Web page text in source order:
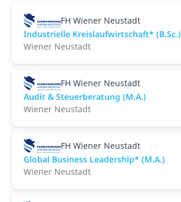
FH Wiener Neustadt
Industrielle Kreislaufwirtschaft* (B.Sc.)
Wiener Neustadt
FH Wiener Neustadt
Audit & Steuerberatung (M.A.)
Wiener Neustadt
FH Wiener Neustadt
Global Business Leadership* (M.A.)
Wiener Neustadt